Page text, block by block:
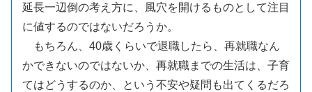
延長一辺倒の考え方に、風穴を開けるものとして注目
に値するのではないだろうか。
もちろん、40歳くらいで退職したら、再就職なん
かできないのではないか、再就職までの生活は、子育
てはどうするのか、という不安や疑問も出てくるだろ